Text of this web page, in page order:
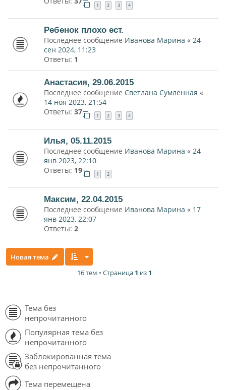
1 2 3 4
Ребенок плохо ест.
Последнее сообщение Иванова Марина « 24
сен 2024, 11:23
Ответы: 1
Анастасия, 29.06.2015
Последнее сообщение Светлана Сумленная «
14 ноя 2023, 21:54
Ответы: 37 1 2 3 4
Илья, 05.11.2015
Последнее сообщение Иванова Марина « 24
янв 2023, 22:10
Ответы: 19 1 2
Максим, 22.04.2015
Последнее сообщение Иванова Марина « 17
янв 2023, 22:07
Ответы: 2
Новая тема
16 тем • Страница 1 из 1
Тема без
непрочитанного
Популярная тема без
непрочитанного
Заблокированная тема
без непрочитанного
Тема перемещена